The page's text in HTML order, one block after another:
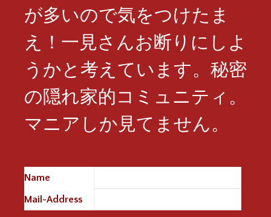
が多いので気をつけたま
え！一見さんお断りにしよ
うかと考えています。秘密
の隠れ家的コミュニティ。
マニアしか見てません。
Name
Mail-Address